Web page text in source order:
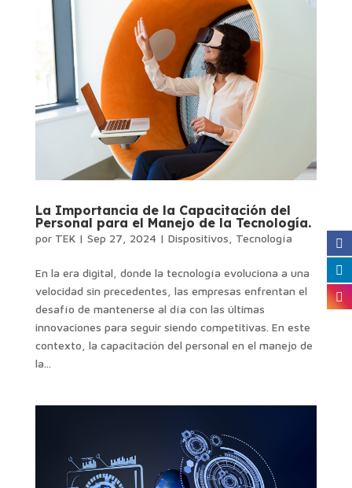
La Importancia de la Capacitación del
Personal para el Manejo de la Tecnología.
por TEK| Sep 27, 2024 | Dispositivos Tecnología
En la era digital, donde la tecnología evoluciona a una
velocidad sin precedentes, las empresas enfrentan el
desafío de mantenerse al día con las últimas
innovaciones para seguir siendo competitivas. En este
contexto, la capacitación del personal en el manejo de
la...